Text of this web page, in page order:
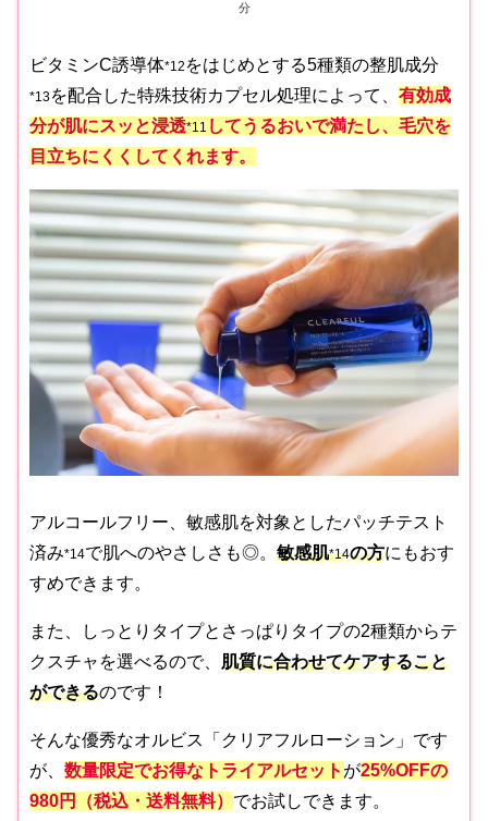
分
ビタミンC誘導体*12 をはじめとする5種類の整肌成分
*13を配合した特殊技術カプセル処理によって、 有効成
分が肌にスッと浸透*11 してうるおいで満たし、毛穴を
目立ちにくくしてくれます。
アルコールフリー、敏感肌を対象としたパッチテスト
済み*14で肌へのやさしさも◎。 敏感肌*14の方にもおす
すめできます。
また、しっとりタイプとさっぱりタイプの2種類からテ
クスチャを選べるので、 肌質に合わせてケアすること
ができるのです！
そんな優秀なオルビス「クリアフルローション」です
が、 数量限定でお得なトライアルセット が25%OFFの
980円（税込・送料無料） でお試しできます。